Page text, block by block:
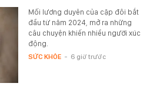
Mối lương duyên của cặp đôi bắt
đầu từ năm 2024, mở ra những
câu chuyện khiến nhiều người xúc
động.
SỨC KHỎE - 6 giờ trước